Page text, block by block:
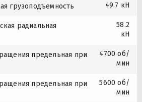
грузоподъемность 49.7 кН
радиальная
58.2
кН
предельная при
4700 об/
мин
предельная при
5600 об/
мин